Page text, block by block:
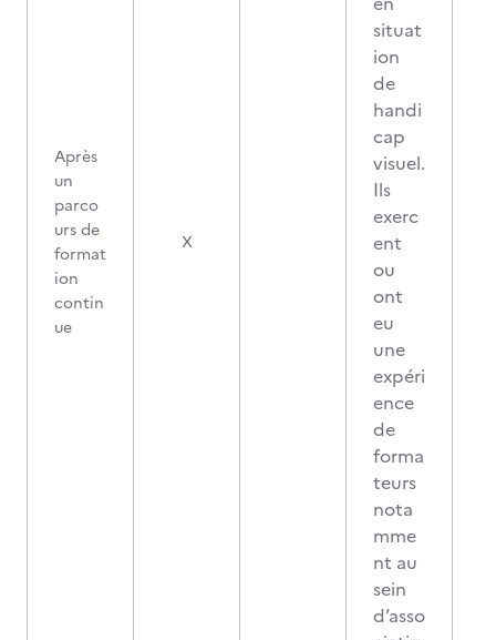
Après
un
parco
urs de
format
ion
contin
ue
X
situat
ion
de
handi
cap
visuel.
Ils
exerc
ent
ou
ont
eu
une
expéri
ence
de
forma
teurs
nota
mme
nt au
sein
d’asso